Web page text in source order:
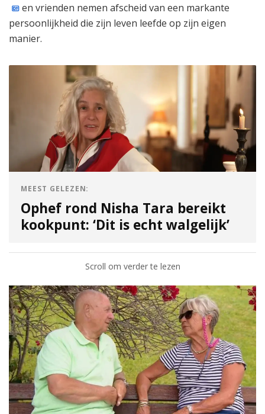
en vrienden nemen afscheid van een markante
persoonlijkheid die zijn leven leefde op zijn eigen
manier.
MEEST GELEZEN:
Ophef rond Nisha Tara bereikt
kookpunt: ‘Dit is echt walgelijk’
Scroll om verder te lezen